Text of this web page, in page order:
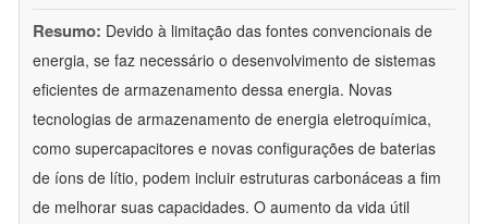
Resumo: Devido à limitação das fontes convencionais de
energia, se faz necessário o desenvolvimento de sistemas
eficientes de armazenamento dessa energia. Novas
tecnologias de armazenamento de energia eletroquímica,
como supercapacitores e novas configurações de baterias
de íons de lítio, podem incluir estruturas carbonáceas a fim
de melhorar suas capacidades. O aumento da vida útil